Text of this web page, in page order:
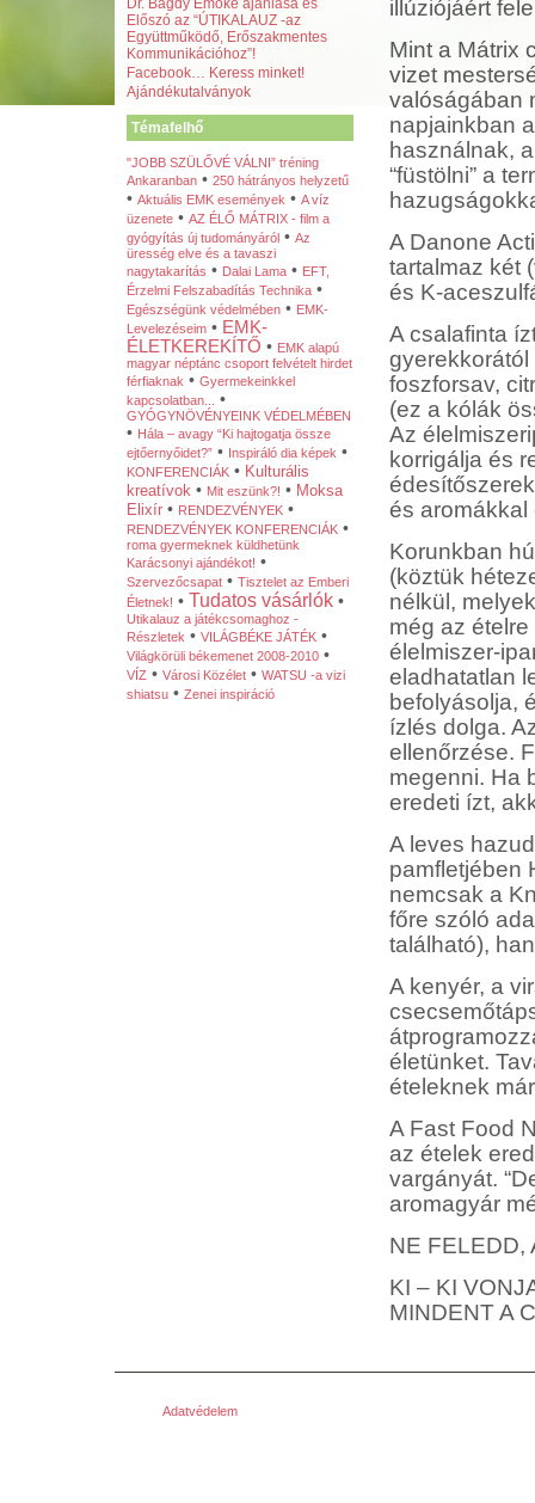
Dr. Bagdy Emőke ajánlása és
Előszó az “ÚTIKALAUZ -az
Együttműködő, Erőszakmentes
Kommunikációhoz”!
Facebook… Keress minket!
Ajándékutalványok
Témafelhő
"JOBB SZÜLŐVÉ VÁLNI” tréning
Ankaranban • 250 hátrányos helyzetű
• Aktuális EMK események • A víz
üzenete • AZ ÉLŐ MÁTRIX - film a
gyógyítás új tudományáról • Az
üresség elve és a tavaszi
nagytakarítás • Dalai Lama • EFT,
Érzelmi Felszabadítás Technika •
Egészségünk védelmében • EMK-
Levelezéseim • EMK-
ÉLETKEREKÍTŐ • EMK alapú
magyar néptánc csoport felvételt hirdet
férfiaknak • Gyermekeinkkel
kapcsolatban...
•
GYÓGYNÖVÉNYEINK VÉDELMÉBEN
• Hála – avagy “Ki hajtogatja össze
ejtőernyőidet?” • Inspiráló dia képek •
KONFERENCIÁK • Kulturális
kreatívok • Mit eszünk?! • Moksa
Elixír • RENDEZVÉNYEK •
RENDEZVÉNYEK KONFERENCIÁK •
roma gyermeknek küldhetünk
Karácsonyi ajándékot! •
Szervezőcsapat • Tisztelet az Emberi
Életnek! • Tudatos vásárlók •
Utikalauz a játékcsomaghoz -
Részletek • VILÁGBÉKE JÁTÉK •
Világkörüli békemenet 2008-2010 •
VÍZ • Városi Közélet • WATSU -a vizi
shiatsu • Zenei inspiráció
illúziójáért
Mint a Mátrix
vizet
valóságában
napjainkban
használnak,
“füstölni” a
A Danone
tartalmaz két
és K-
A csalafinta
foszforsav,
(ez a kólák
Az
korrigálja és
és aromákkal
Korunkban
(köztük
nélkül,
még az
élelmiszer-
eladhatatlan
befolyásolja,
ízlés dolga.
ellenőrzése.
megenni. Ha
eredeti ízt,
A leves
pamfletjében
nemcsak a
főre szóló
található),
A kenyér, a
életünket.
ételeknek
A Fast Food
az ételek
vargányát.
aromagyár
NE FELEDD,
KI – KI
MINDENT A
Adatvédelem